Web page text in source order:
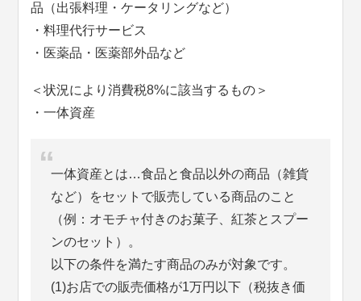
品（出張料理・ケータリングなど）
・料理代行サービス
・医薬品・医薬部外品など
＜状況により消費税8%に該当するもの＞
・一体資産
一体資産とは…食品と食品以外の商品（雑貨
など）をセットで販売している商品のこと
（例：オモチャ付きのお菓子、紅茶とスプー
ンのセット）。
以下の条件を満たす商品のみが対象です。
(1)お店での販売価格が1万円以下（税抜き価